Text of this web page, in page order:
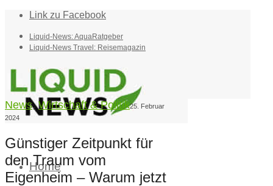
Link zu Facebook
Liquid-News: AquaRatgeber
Liquid-News Travel: Reisemagazin
Home
News,Wirtschaft & Politik25. Februar
2024
Günstiger Zeitpunkt für
den Traum vom
Eigenheim – Warum jetzt